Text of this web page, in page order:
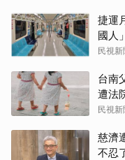
捷運
國人」
民視新
台南
遭法
民視新
慈濟
不忍